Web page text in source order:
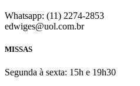
Whatsapp: (11) 2274-2853
edwiges@uol.com.br
MISSAS
Segunda à sexta: 15h e 19h30